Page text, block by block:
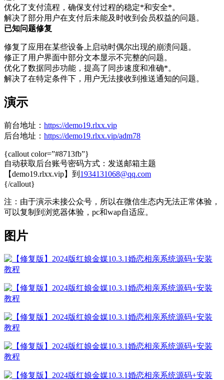
优化了支付流程，确保支付过程的稳定*和安全*。
解决了部分用户在支付后未能及时收到会员权益的问题。
已知问题修复
修复了应用在某些设备上启动时偶尔出现的崩溃问题。
修正了用户界面中部分文本显示不完整的问题。
优化了数据同步功能，提高了同步速度和准确*。
解决了在特定条件下，用户无法接收到推送通知的问题。
演示
前台地址： https://demo19.rlxx.vip
后台地址： https://demo19.rlxx.vip/adm78
{callout color=”#8713fb”}
自动获取后台账号密码方式：发送邮箱主题
【demo19.rlxx.vip】到 1934131068@qq.com
{/callout}
注：由于演示未接公众号，所以在微信生态内无法正常体验，
可以复制到浏览器体验，pc和wap自适应。
图片